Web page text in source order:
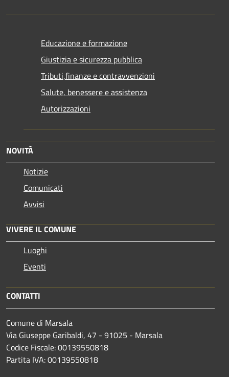
Educazione e formazione
Giustizia e sicurezza pubblica
Tributi,finanze e contravvenzioni
Salute, benessere e assistenza
Autorizzazioni
NOVITÀ
Notizie
Comunicati
Avvisi
VIVERE IL COMUNE
Luoghi
Eventi
CONTATTI
Comune di Marsala
Via Giuseppe Garibaldi, 47 - 91025 - Marsala
Codice Fiscale: 00139550818
Partita IVA: 00139550818